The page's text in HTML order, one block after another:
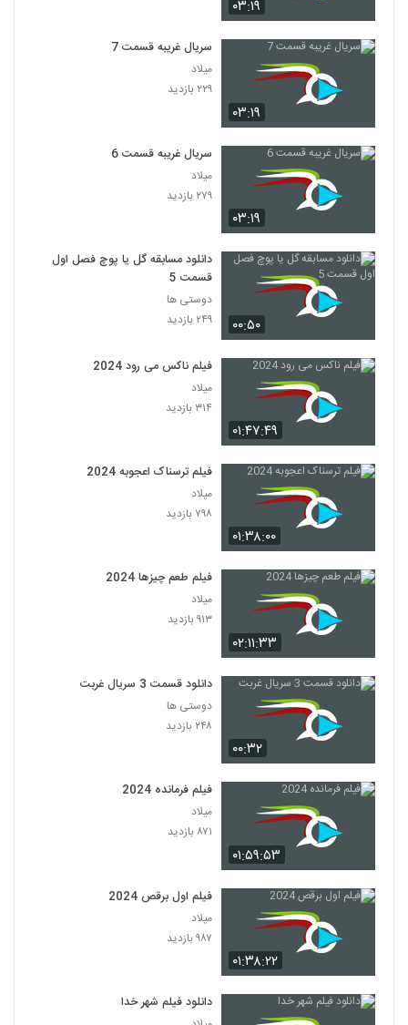
۰۳:۱۹
۰۳:۱۹
سریال غریبه قسمت 7
میلاد
۲۲۹ بازدید
۰۳:۱۹
سریال غریبه قسمت 6
میلاد
۲۷۹ بازدید
۰۰:۵۰
دانلود مسابقه گل یا پوچ فصل اول
قسمت 5
دوستی ها
۲۴۹ بازدید
۰۱:۴۷:۴۹
فیلم ناکس می رود 2024
میلاد
۳۱۴ بازدید
۰۱:۳۸:۰۰
فیلم ترسناک اعجوبه 2024
میلاد
۷۹۸ بازدید
۰۲:۱۱:۳۳
فیلم طعم چیزها 2024
میلاد
۹۱۳ بازدید
۰۰:۳۲
دانلود قسمت 3 سریال غربت
دوستی ها
۲۴۸ بازدید
۰۱:۵۹:۵۳
فیلم فرمانده 2024
میلاد
۸۷۱ بازدید
۰۱:۳۸:۲۲
فیلم اول برقص 2024
میلاد
۹۸۷ بازدید
دانلود فیلم شهر خدا